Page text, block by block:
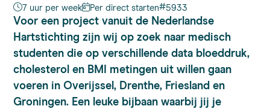
7 uur per week
Per direct starten#5933
Voor een project vanuit de Nederlandse
Hartstichting zijn wij op zoek naar medisch
studenten die op verschillende data bloeddruk,
cholesterol en BMI metingen uit willen gaan
voeren in Overijssel, Drenthe, Friesland en
Groningen. Een leuke bijbaan waarbij jij je